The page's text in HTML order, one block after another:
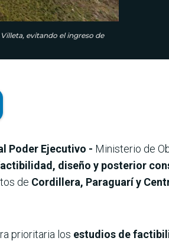
evitando el ingreso de
Poder Ejecutivo - Ministerio de
diseño y posterior
de Cordillera, Paraguarí y
prioritaria los estudios de